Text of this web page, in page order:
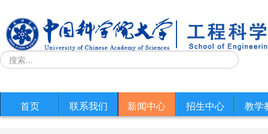
首页 联系我们 新闻中心 招生中心 教学